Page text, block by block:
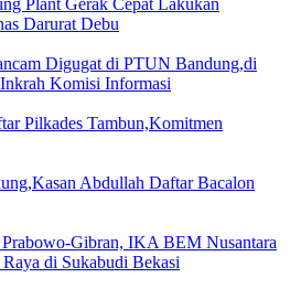
Plant Gerak Cepat Lakukan
Darurat Debu
Digugat di PTUN Bandung,di
Komisi Informasi
Pilkades Tambun,Komitmen
Abdullah Daftar Bacalon
Gibran, IKA BEM Nusantara
di Sukabudi Bekasi